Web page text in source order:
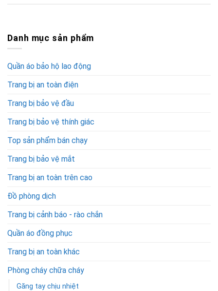
Danh mục sản phẩm
Quần áo bảo hộ lao động
Trang bị an toàn điện
Trang bị bảo vệ đầu
Trang bị bảo vệ thính giác
Top sản phẩm bán chạy
Trang bị bảo vệ mắt
Trang bị an toàn trên cao
Đồ phòng dịch
Trang bị cảnh báo - rào chắn
Quần áo đồng phục
Trang bị an toàn khác
Phòng cháy chữa cháy
Găng tay chịu nhiệt